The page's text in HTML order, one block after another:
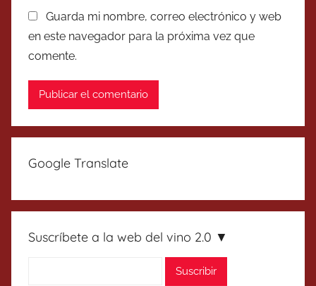
Guarda mi nombre, correo electrónico y web
en este navegador para la próxima vez que
comente.
Google Translate
Suscríbete a la web del vino 2.0 ▼